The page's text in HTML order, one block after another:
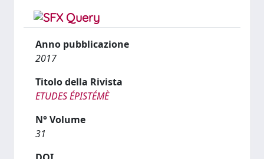
Anno pubblicazione
2017
Titolo della Rivista
ETUDES ÉPISTÉMÈ
N° Volume
31